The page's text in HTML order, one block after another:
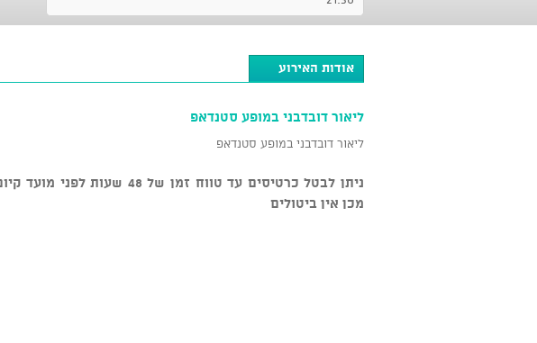
אודות האירוע
ליאור דובדבני במופע סטנדאפ
ליאור דובדבני במופע סטנדאפ
מכן אין ביטולים